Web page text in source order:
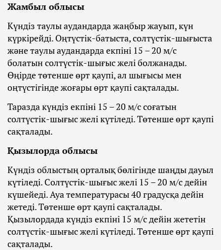
Жамбыл облысы
Күндіз таулы аудандарда жаңбыр жауып, күн
күркірейді. Оңтүстік-батыста, солтүстік-шығыста
және таулы аудандарда екпіні 15 – 20 м/с
болатын солтүстік-шығыс желі болжанады.
Өңірде төтенше өрт қаупі, ал шығысы мен
оңтүстігінде жоғары өрт қаупі сақталады.
Таразда күндіз екпіні 15 – 20 м/с соғатын
солтүстік-шығыс желі күтіледі. Төтенше өрт қаупі
сақталады.
Қызылорда облысы
Күндіз облыстың орталық бөлігінде шаңды дауыл
күтіледі. Солтүстік-шығыс желі 15 – 20 м/с дейін
күшейеді. Ауа температурасы 40 градусқа дейін
жетеді. Төтенше өрт қаупі сақталады.
Қызылордада күндіз екпіні 15 м/с дейін жететін
солтүстік-шығыс желі күтіледі. Төтенше өрт қаупі
сақталады.